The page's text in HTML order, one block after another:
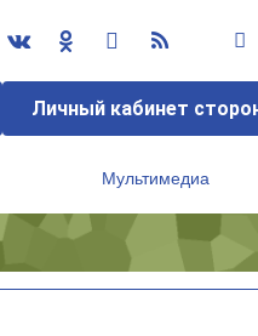
Личный кабинет
Мультимедиа